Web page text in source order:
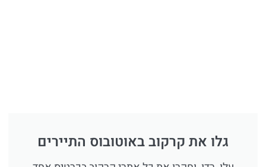
גלו את קרקוב באוטובוס התיירים